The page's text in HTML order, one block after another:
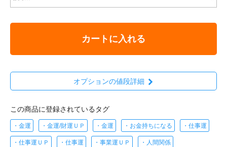
カートに入れる
オプションの値段詳細
この商品に登録されているタグ
・金運 ・金運/財運ＵＰ ・金運 ・お金持ちになる ・仕事運
・仕事運ＵＰ ・仕事運 ・事業運ＵＰ ・人間関係